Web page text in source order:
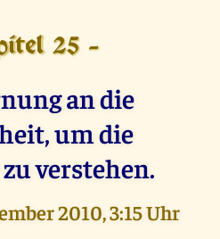
25 -
an die
um die
verstehen.
2010, 3:15 Uhr